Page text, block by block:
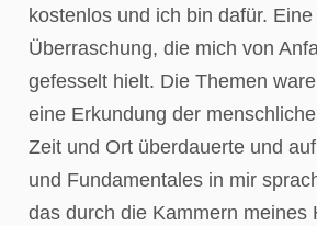
kostenlos und ich bin dafür.
Überraschung, die mich von
gefesselt hielt. Die Themen
eine Erkundung der
Zeit und Ort überdauerte und
und Fundamentales in mir
das durch die Kammern meines